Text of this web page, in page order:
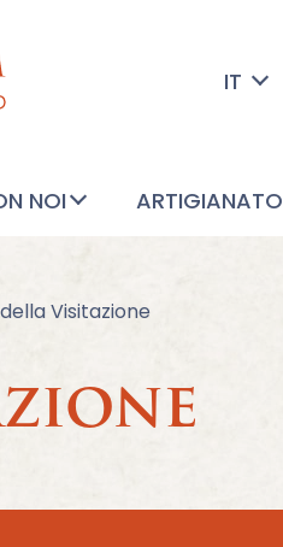
IT
NOI ARTIGIANATO
Visitazione